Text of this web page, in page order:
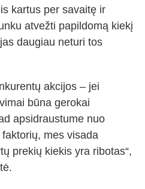
kartus per savaitę ir
atvežti papildomą kiekį
daugiau neturi tos
akcijos – jei
būna gerokai
apsidraustume nuo
mes visada
prekių kiekis yra ribotas“,